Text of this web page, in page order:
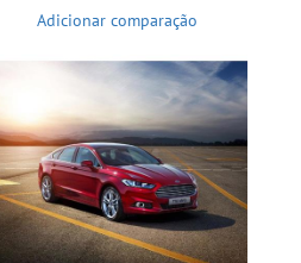
Adicionar comparação